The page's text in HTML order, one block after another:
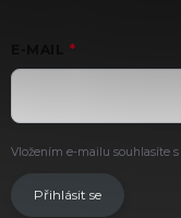
Vložením e-mailu souhlasíte s
Přihlásit se